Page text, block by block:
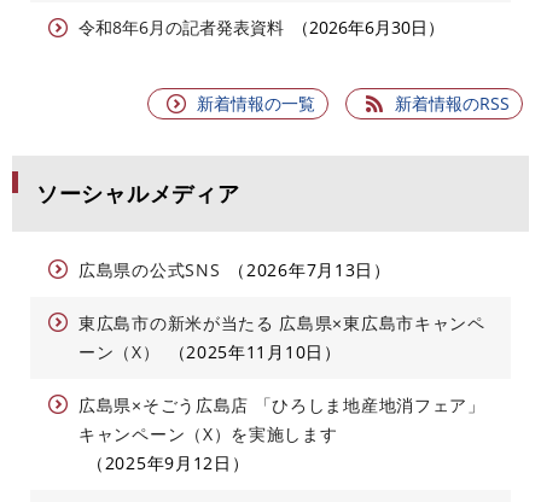
令和8年6月の記者発表資料 2026年6月30日
新着情報の一覧 新着情報のRSS
ソーシャルメディア
広島県の公式SNS 2026年7月13日
東広島市の新米が当たる 広島県×東広島市キャンペ
ーン（X）
2025年11月10日
広島県×そごう広島店 「ひろしま地産地消フェア」
キャンペーン（X）を実施します
2025年9月12日